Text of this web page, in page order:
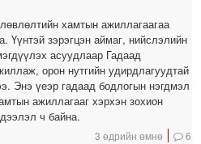
хамтын ажиллагаагаа
Үүнтэй зэрэгцэн аймаг, нийслэлийн
асуудлаар Гадаад
орон нутгийн удирдлагуудтай
Энэ үеэр гадаад бодлогын нэгдмэл
ажиллагааг хэрхэн зохион
ч байна.
3 өдрийн өмнө 6